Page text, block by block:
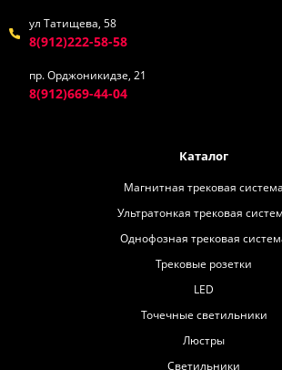
ул Татищева, 58
8(912)222-58-58
пр. Орджоникидзе, 21
8(912)669-44-04
Каталог
Магнитная трековая система
Ультратонкая трековая
Однофозная трековая
Трековые розетки
LED
Точечные светильники
Люстры
Светильники